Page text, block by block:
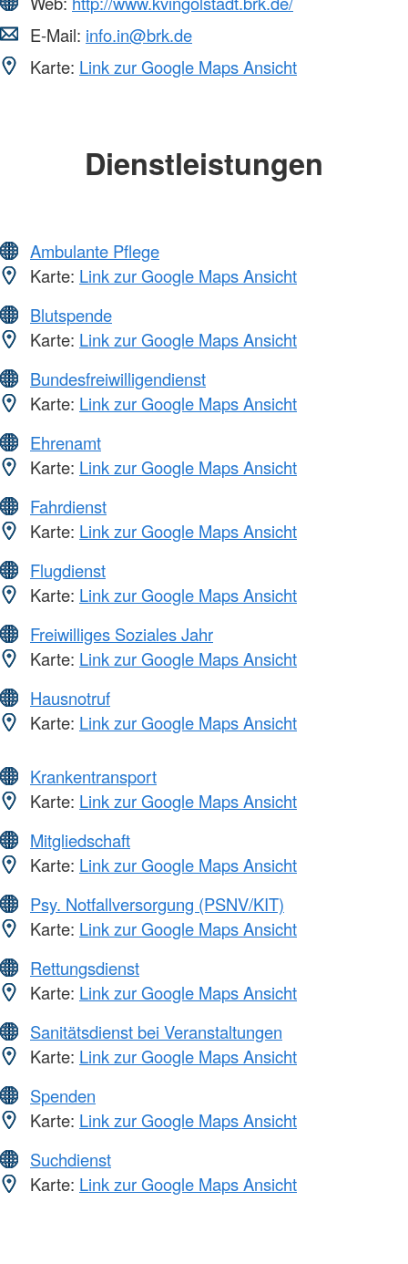
E-Mail: info.in@brk.de
Karte: Link zur Google Maps Ansicht
Dienstleistungen
Ambulante Pflege
Karte: Link zur Google Maps Ansicht
Blutspende
Karte: Link zur Google Maps Ansicht
Bundesfreiwilligendienst
Karte: Link zur Google Maps Ansicht
Ehrenamt
Karte: Link zur Google Maps Ansicht
Fahrdienst
Karte: Link zur Google Maps Ansicht
Flugdienst
Karte: Link zur Google Maps Ansicht
Freiwilliges Soziales Jahr
Karte: Link zur Google Maps Ansicht
Hausnotruf
Karte: Link zur Google Maps Ansicht
Krankentransport
Karte: Link zur Google Maps Ansicht
Mitgliedschaft
Karte: Link zur Google Maps Ansicht
Psy. Notfallversorgung (PSNV/KIT)
Karte: Link zur Google Maps Ansicht
Rettungsdienst
Karte: Link zur Google Maps Ansicht
Sanitätsdienst bei Veranstaltungen
Karte: Link zur Google Maps Ansicht
Spenden
Karte: Link zur Google Maps Ansicht
Suchdienst
Karte: Link zur Google Maps Ansicht